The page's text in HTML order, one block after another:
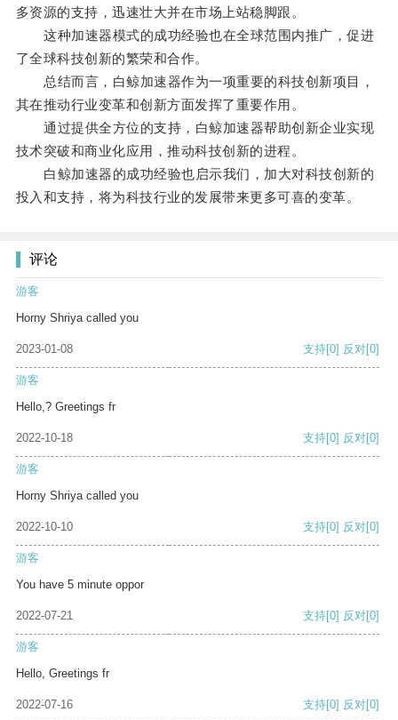
多资源的支持，迅速壮大并在市场上站稳脚跟。
这种加速器模式的成功经验也在全球范围内推广，促进
了全球科技创新的繁荣和合作。
总结而言，白鲸加速器作为一项重要的科技创新项目，
其在推动行业变革和创新方面发挥了重要作用。
通过提供全方位的支持，白鲸加速器帮助创新企业实现
技术突破和商业化应用，推动科技创新的进程。
白鲸加速器的成功经验也启示我们，加大对科技创新的
投入和支持，将为科技行业的发展带来更多可喜的变革。
评论
游客
Horny Shriya called you
2023-01-08 支持[0] 反对[0]
游客
Hello,? Greetings fr
2022-10-18 支持[0] 反对[0]
游客
Horny Shriya called you
2022-10-10 支持[0] 反对[0]
游客
You have 5 minute oppor
2022-07-21 支持[0] 反对[0]
游客
Hello, Greetings fr
2022-07-16 支持[0] 反对[0]